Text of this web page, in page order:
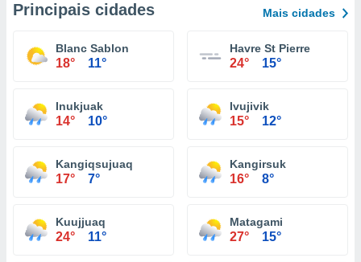
Principais cidades Mais cidades
Blanc Sablon
18° 11°
Havre St Pierre
24° 15°
Inukjuak
14° 10°
Ivujivik
15° 12°
Kangiqsujuaq
17° 7°
Kangirsuk
16° 8°
Kuujjuaq
24° 11°
Matagami
27° 15°